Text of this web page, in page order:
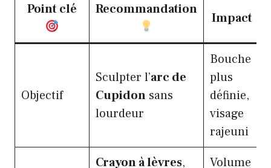
Point clé Recommandation
Impact
Objectif
Sculpter l’arc de
Cupidon sans
lourdeur
Bouche
plus
définie,
visage
rajeuni
Crayon à lèvres,
Volume